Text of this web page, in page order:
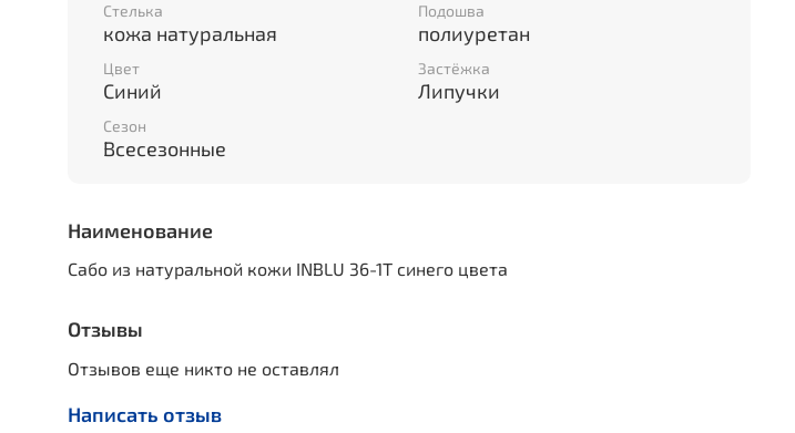
Стелька
кожа натуральная
Подошва
полиуретан
Цвет
Синий
Застёжка
Липучки
Сезон
Всесезонные
Наименование
Сабо из натуральной кожи INBLU 36-1T синего цвета
Отзывы
Отзывов еще никто не оставлял
Написать отзыв